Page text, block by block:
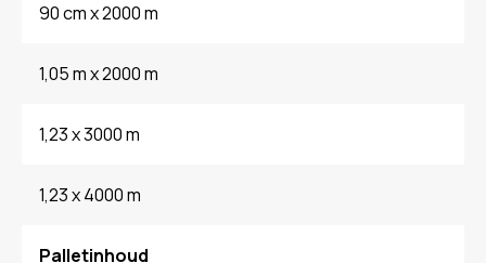
90 cm x 2000 m
1,05 m x 2000 m
1,23 x 3000 m
1,23 x 4000 m
Palletinhoud